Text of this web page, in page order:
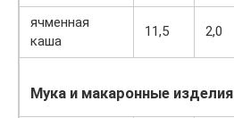
ячменная
каша
11,5 2,0
Мука и макаронные изделия